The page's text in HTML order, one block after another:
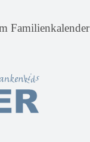
Familienkalender